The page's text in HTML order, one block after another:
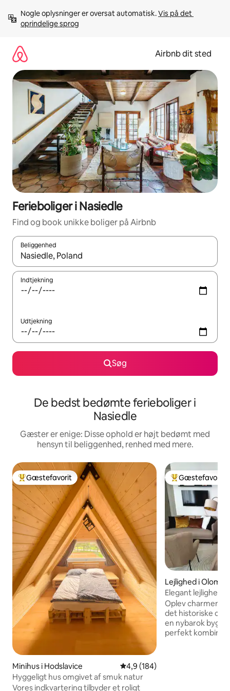
videre
Nogle oplysninger er oversat automatisk. Vis på det
oprindelige sprog
Airbnb dit sted
Ferieboliger i Nasiedle
Find og book unikke boliger på Airbnb
Beliggenhed
Når resultaterne er tilgængelige, skal du navigere med
Indtjekning
Udtjekning
Søg
De bedst bedømte ferieboliger i
Nasiedle
Gæster er enige: Disse ophold er højt bedømt med
hensyn til beliggenhed, renhed med mere.
Bedste gæstefavorit
Gæstefavorit
Minihus i Hodslavice 4,9 ud af 5 i gennemsnitlig
4,9 (184)
Hyggeligt hus omgivet af smuk natur
Vores indkvartering tilbyder et roligt
Bedste
Gæstefavorit
Lejlighed i
Elegant lejlighed
Oplev charmen
det historiske
en nybarok
perfekt